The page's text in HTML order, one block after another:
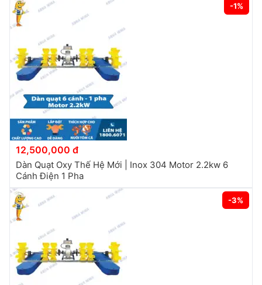
-1%
12,500,000 đ
Dàn Quạt Oxy Thế Hệ Mới | Inox 304 Motor 2.2kw 6
Cánh Điện 1 Pha
-3%